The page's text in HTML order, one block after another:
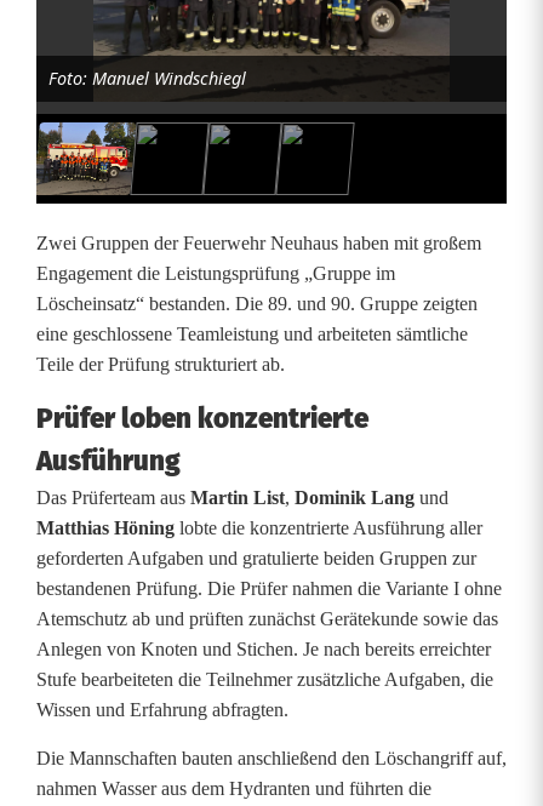
w
e
h
N
e
u
h
a
u
s
b
e
s
e
Foto: Manuel Windschiegl
Zwei Gruppen der Feuerwehr Neuhaus haben mit großem
Engagement die Leistungsprüfung „Gruppe im
Löscheinsatz“ bestanden. Die 89. und 90. Gruppe zeigten
eine geschlossene Teamleistung und arbeiteten sämtliche
Teile der Prüfung strukturiert ab.
Prüfer loben konzentrierte
Ausführung
Das Prüferteam aus Martin List, Dominik Lang und
Matthias Höning lobte die konzentrierte Ausführung aller
geforderten Aufgaben und gratulierte beiden Gruppen zur
bestandenen Prüfung. Die Prüfer nahmen die Variante I ohne
Atemschutz ab und prüften zunächst Gerätekunde sowie das
Anlegen von Knoten und Stichen. Je nach bereits erreichter
Stufe bearbeiteten die Teilnehmer zusätzliche Aufgaben, die
Wissen und Erfahrung abfragten.
Die Mannschaften bauten anschließend den Löschangriff auf,
nahmen Wasser aus dem Hydranten und führten die